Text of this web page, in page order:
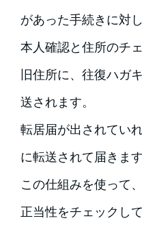
があった手続きに対
本人確認と住所のチ
旧住所に、往復ハガ
送されます。
転居届が出されてい
に転送されて届きます
この仕組みを使って
正当性をチェックし